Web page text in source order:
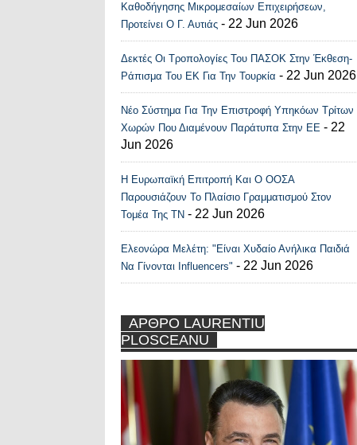
Καθοδήγησης Μικρομεσαίων Επιχειρήσεων,
Προτείνει Ο Γ. Αυτιάς - 22 Jun 2026
Δεκτές Οι Τροπολογίες Του ΠΑΣΟΚ Στην Έκθεση-
Ράπισμα Του ΕΚ Για Την Τουρκία - 22 Jun 2026
Νέο Σύστημα Για Την Επιστροφή Υπηκόων Τρίτων
Χωρών Που Διαμένουν Παράτυπα Στην ΕΕ - 22
Jun 2026
Η Ευρωπαϊκή Επιτροπή Και Ο ΟΟΣΑ
Παρουσιάζουν Το Πλαίσιο Γραμματισμού Στον
Τομέα Της ΤΝ - 22 Jun 2026
Ελεονώρα Μελέτη: "Είναι Χυδαίο Ανήλικα Παιδιά
Να Γίνονται Influencers" - 22 Jun 2026
ΑΡΘΡΟ LAURENTIU
PLOSCEANU